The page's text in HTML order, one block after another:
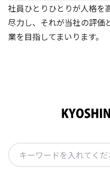
社員ひとりひとりが人格を
尽力し、それが当社の評価
業を目指してまいります。
検
索: